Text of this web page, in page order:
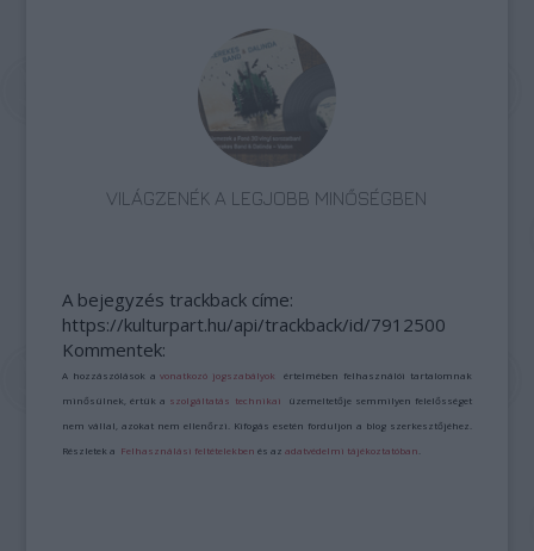
VILÁGZENÉK A LEGJOBB MINŐSÉGBEN
A bejegyzés trackback címe:
https://kulturpart.hu/api/trackback/id/7912500
Kommentek:
A hozzászólások avonatkozó jogszabályok értelmében felhasználói tartalomnak
minősülnek, értük a szolgáltatás technikai üzemeltetője semmilyen felelősséget
nem vállal, azokat nem ellenőrzi. Kifogás esetén forduljon a blog szerkesztőjéhez.
Részletek a Felhasználási feltételekben és azadatvédelmi tájékoztatóban